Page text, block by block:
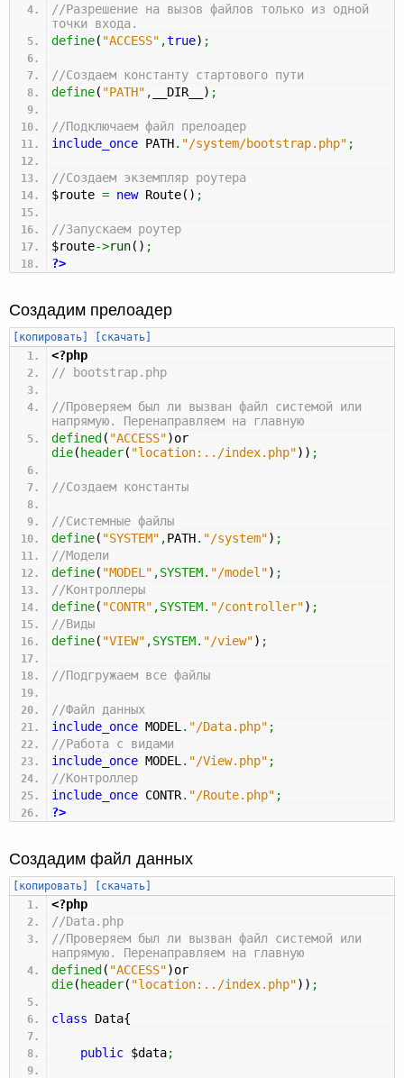
//Разрешение на вызов файлов только из одной
точки входа.
define( "ACCESS" ,true) ;
//Создаем константу стартового пути
define( "PATH" , __DIR__ ) ;
//Подключаем файл прелоадер
include_once PATH. "/system/bootstrap.php" ;
//Создаем экземпляр роутера
$route = newRoute( ) ;
//Запускаем роутер
$route->run( ) ;
?>
Создадим прелоадер
[копировать] [скачать]
<?php
// bootstrap.php
//Проверяем был ли вызван файл системой или
напрямую. Перенаправляем на главную
defined ( "ACCESS")or
die( header( "location:../index.php") ) ;
//Создаем константы
//Системные файлы
define( "SYSTEM" ,PATH. "/system") ;
//Модели
define( "MODEL" ,SYSTEM. "/model") ;
//Контроллеры
define( "CONTR" ,SYSTEM. "/controller") ;
//Виды
define( "VIEW" ,SYSTEM. "/view") ;
//Подгружаем все файлы
//Файл данных
include_once MODEL . "/Data.php" ;
//Работа с видами
include_once MODEL . "/View.php" ;
//Контроллер
include_once CONTR. "/Route.php" ;
?>
Создадим файл данных
[копировать] [скачать]
<?php
//Data.php
//Проверяем был ли вызван файл системой или
напрямую. Перенаправляем на главную
defined ( "ACCESS")or
die( header( "location:../index.php") ) ;
class Data{
public $data;